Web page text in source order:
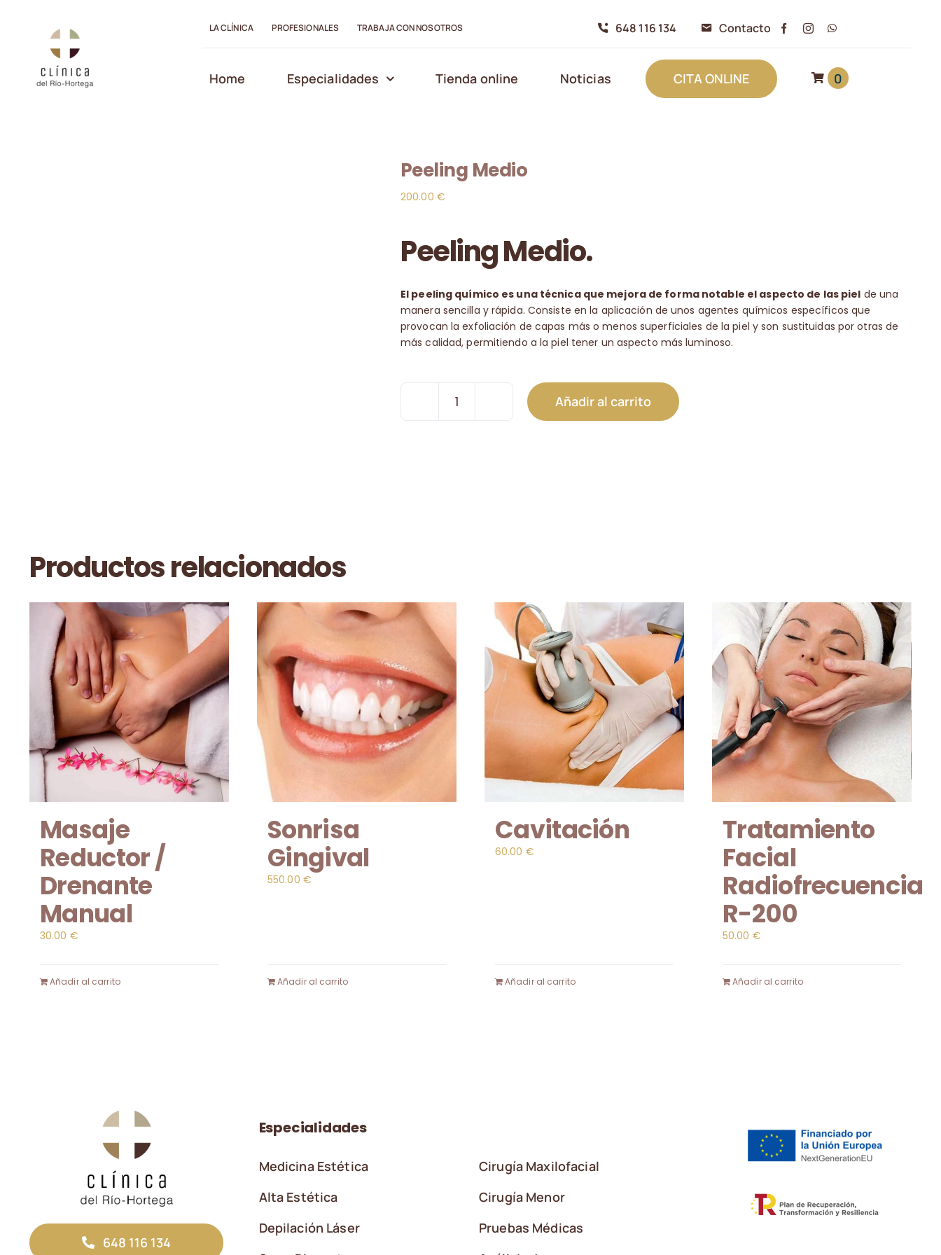
contenido
LA CLÍNICA PROFESIONALES TRABAJA CON NOSOTROS 648 116 134 Contacto
Home Especialidades Tienda online Noticias CITA ONLINE 0
Peeling Medio
200.00 €
Peeling Medio.
El peeling químico es una técnica que mejora de forma notable el aspecto de las piel de una
manera sencilla y rápida. Consiste en la aplicación de unos agentes químicos específicos que
provocan la exfoliación de capas más o menos superficiales de la piel y son sustituidas por otras de
más calidad, permitiendo a la piel tener un aspecto más luminoso.
Peeling
Añadir al carrito
Productos relacionados
Masaje
Reductor /
Drenante
Manual
30.00 €
Añadir al carrito
Sonrisa
Gingival
550.00 €
Añadir al carrito
Cavitación
60.00 €
Añadir al carrito
Tratamiento
Facial
Radiofrecuencia
R-200
50.00 €
Añadir al carrito
648 116 134
Especialidades
Medicina Estética
Alta Estética
Depilación Láser
Cirugía Maxilofacial
Cirugía Menor
Pruebas Médicas
Abrir barra de herramientas